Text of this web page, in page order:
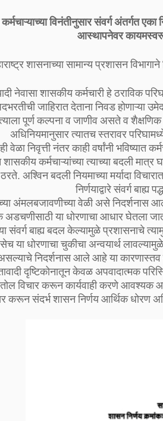
विनंतीनुसार संवर्ग अंतर्गत एका
आस्थापनेवर
शासनाच्या सामान्य प्रशासन
नेवासा शासकीय कर्मचारी हे ठराविक
जाहिरात देताना निवड
पूर्ण कल्पना व जाणीव असते व शैक्षणिक
अधिनियमानुसार त्यातच स्तरावर
वेळा निवृत्ती नंतर काही वर्षांनी
कर्मचाऱ्यांच्या त्याच्या बदली
अश्विन बदली नियमाच्या मर्यादा
निर्णयाद्वारे संवर्ग
अंमलबजावणीच्या वेळी असे निदर्शनास
अडचणीसाठी या धोरणाचा आधार घेतला
संवर्ग बाह्य बदल केल्यामुळे प्रशासनाचे
या धोरणाचा चुकीचा अन्वयार्थ लावल्यामुळे
निदर्शनास आले आहे या
दृष्टिकोनातून केवळ अपवादात्मक
विचार करून कार्यवाही करणे
करून संदर्भ शासन निर्णय आर्थिक धोरण